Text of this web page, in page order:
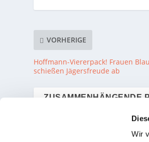
Wir
VORHERIGE
Hoffmann-Viererpack! Frauen
schießen Jägersfreude ab
ZUSAMMENHÄNGENDE